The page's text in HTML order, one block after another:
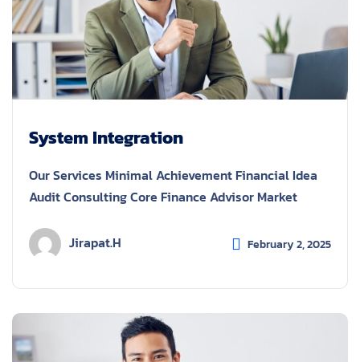
System Integration
Our Services Minimal Achievement Financial Idea
Audit Consulting Core Finance Advisor Market
Jirapat.h February 2, 2025